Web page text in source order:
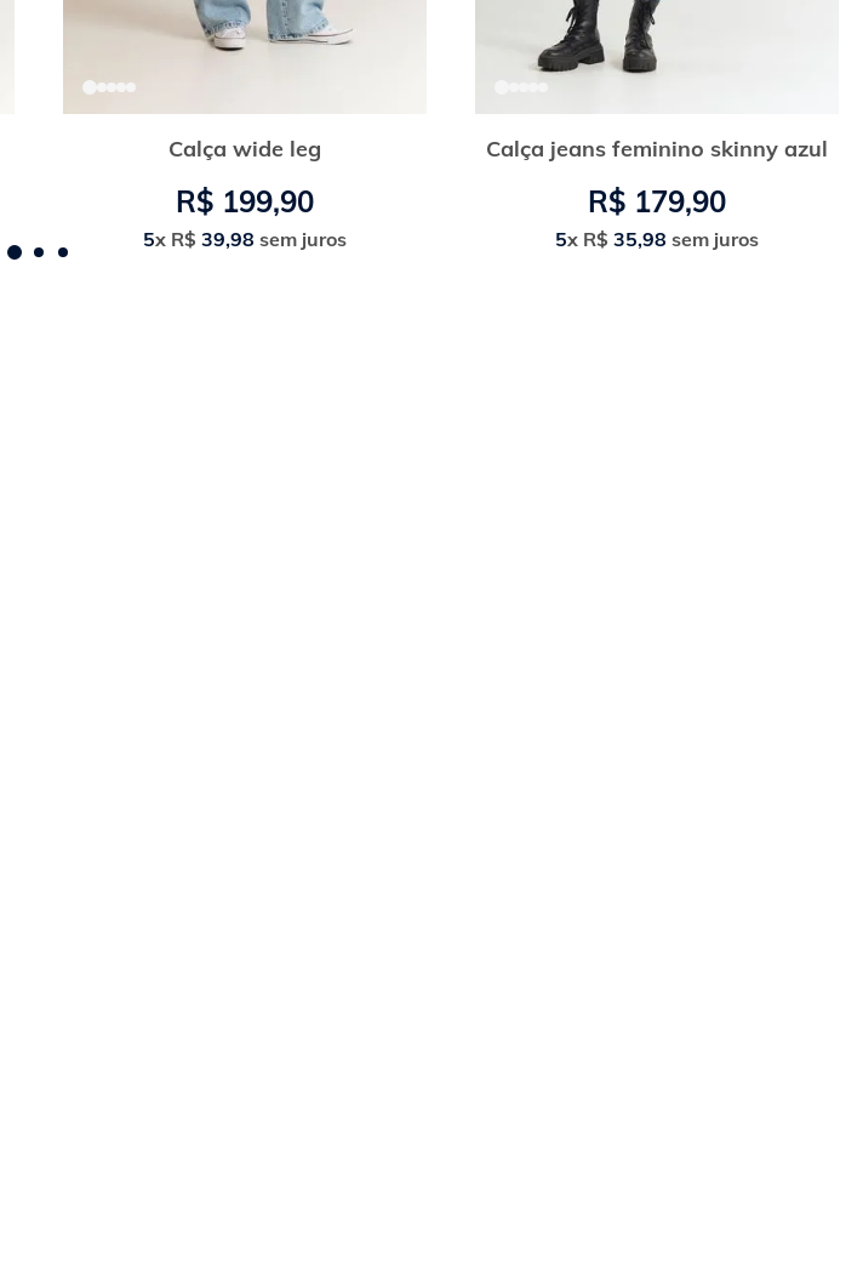
Calça wide leg
R$ 199,90
5x R$ 39,98 sem juros
Calça jeans feminino skinny azul
R$ 179,90
5x R$ 35,98 sem juros